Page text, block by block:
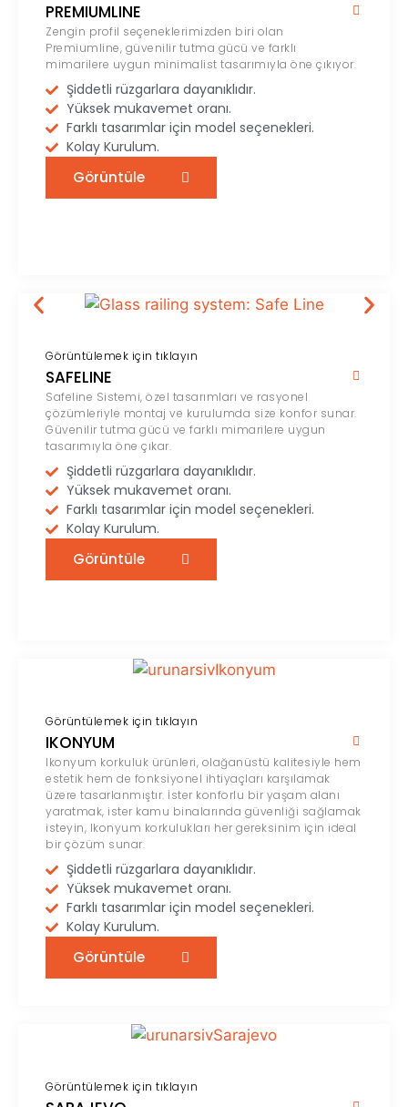
PREMIUMLINE
Zengin profil seçeneklerimizden biri olan
Premiumline, güvenilir tutma gücü ve farklı
mimarilere uygun minimalist tasarımıyla öne çıkıyor.
Şiddetli rüzgarlara dayanıklıdır.
Yüksek mukavemet oranı.
Farklı tasarımlar için model seçenekleri.
Kolay Kurulum.
Görüntüle
Görüntülemek için tıklayın
SAFELINE
Safeline Sistemi, özel tasarımları ve rasyonel
çözümleriyle montaj ve kurulumda size konfor sunar.
Güvenilir tutma gücü ve farklı mimarilere uygun
tasarımıyla öne çıkar.
Şiddetli rüzgarlara dayanıklıdır.
Yüksek mukavemet oranı.
Farklı tasarımlar için model seçenekleri.
Kolay Kurulum.
Görüntüle
Görüntülemek için tıklayın
IKONYUM
Ikonyum korkuluk ürünleri, olağanüstü kalitesiyle hem
estetik hem de fonksiyonel ihtiyaçları karşılamak
üzere tasarlanmıştır. İster konforlu bir yaşam alanı
yaratmak, ister kamu binalarında güvenliği sağlamak
isteyin, Ikonyum korkulukları her gereksinim için ideal
bir çözüm sunar.
Şiddetli rüzgarlara dayanıklıdır.
Yüksek mukavemet oranı.
Farklı tasarımlar için model seçenekleri.
Kolay Kurulum.
Görüntüle
Görüntülemek için tıklayın